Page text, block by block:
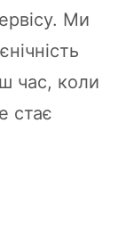
Ми
час, коли
стає